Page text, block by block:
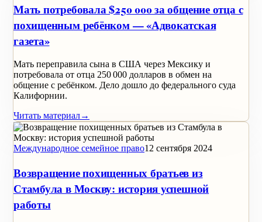
Мать потребовала $250 000 за общение отца с
похищенным ребёнком — «Адвокатская
газета»
Мать переправила сына в США через Мексику и
потребовала от отца 250 000 долларов в обмен на
общение с ребёнком. Дело дошло до федерального суда
Калифорнии.
Читать материал→
Международное семейное право12 сентября 2024
Возвращение похищенных братьев из
Стамбула в Москву: история успешной
работы